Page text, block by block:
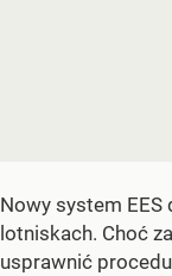
Nowy system EES
lotniskach. Choć
usprawnić